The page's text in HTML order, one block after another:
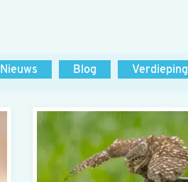
Nieuws Blog Verdieping